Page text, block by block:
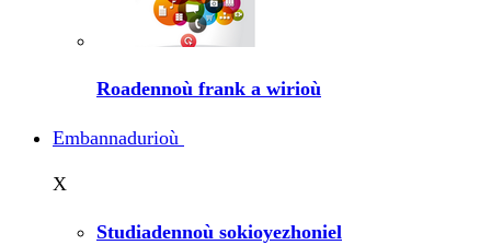
Roadennoù frank a wirioù
Embannadurioù
X
Studiadennoù sokioyezhoniel